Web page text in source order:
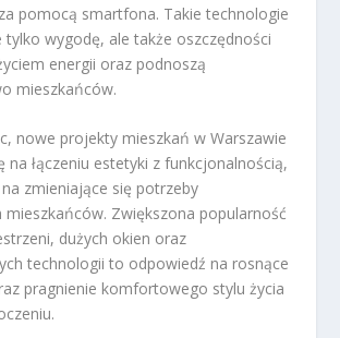
pomocą smartfona. Takie technologie
tylko wygodę, ale także oszczędności
energii oraz podnoszą
mieszkańców.
nowe projekty mieszkań w Warszawie
na łączeniu estetyki z funkcjonalnością,
zmieniające się potrzeby
mieszkańców. Zwiększona popularność
dużych okien oraz
technologii to odpowiedź na rosnące
pragnienie komfortowego stylu życia